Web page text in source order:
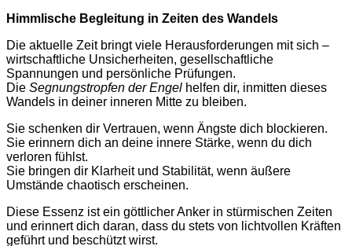
Himmlische Begleitung in Zeiten des Wandels
Die aktuelle Zeit bringt viele Herausforderungen mit sich –
wirtschaftliche Unsicherheiten, gesellschaftliche
Spannungen und persönliche Prüfungen.
Die Segnungstropfen der Engel helfen dir, inmitten dieses
Wandels in deiner inneren Mitte zu bleiben.
Sie schenken dir Vertrauen, wenn Ängste dich blockieren.
Sie erinnern dich an deine innere Stärke, wenn du dich
verloren fühlst.
Sie bringen dir Klarheit und Stabilität, wenn äußere
Umstände chaotisch erscheinen.
Diese Essenz ist ein göttlicher Anker in stürmischen Zeiten
und erinnert dich daran, dass du stets von lichtvollen Kräften
geführt und beschützt wirst.